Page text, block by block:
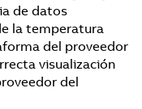
de datos
la temperatura
del proveedor
visualización
del